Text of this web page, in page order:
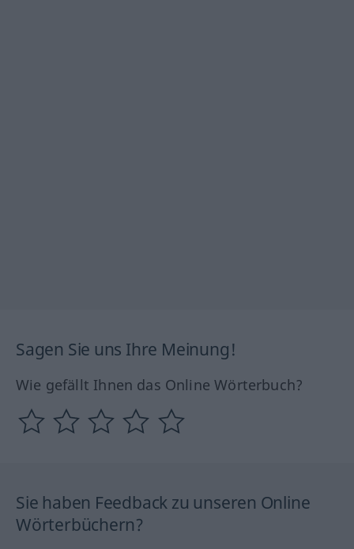
Sagen Sie uns Ihre Meinung!
Wie gefällt Ihnen das Online Wörterbuch?
Sie haben Feedback zu unseren Online
Wörterbüchern?